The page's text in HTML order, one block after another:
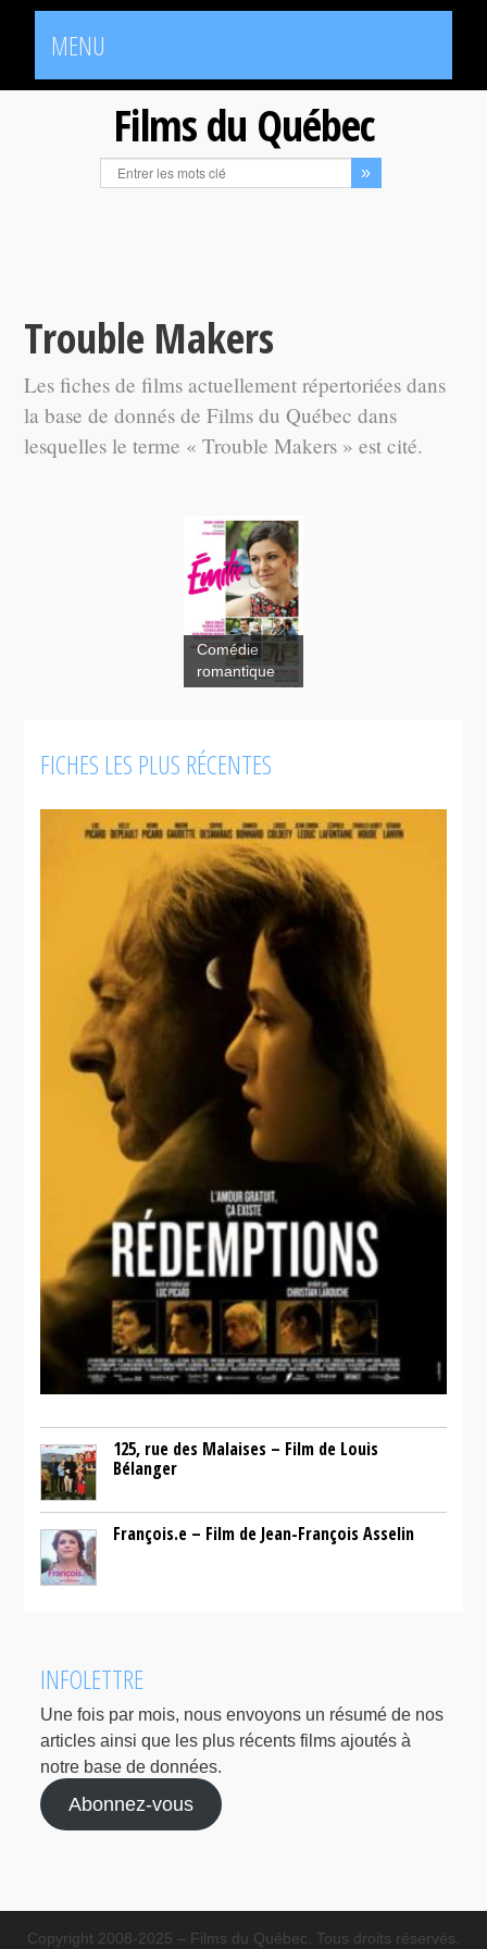
MENU
Films du Québec
Trouble Makers
Les fiches de films actuellement répertoriées dans
la base de donnés de Films du Québec dans
lesquelles le terme « Trouble Makers » est cité.
Émilie
Comédie
romantique
FICHES LES PLUS RÉCENTES
125, rue des Malaises – Film de Louis
Bélanger
François.e – Film de Jean-François Asselin
INFOLETTRE
Une fois par mois, nous envoyons un résumé de nos
articles ainsi que les plus récents films ajoutés à
notre base de données.
Abonnez-vous
Copyright 2008-2025 – Films du Québec. Tous droits réservés.